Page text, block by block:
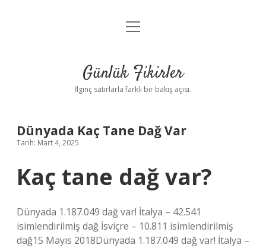
Anasayfa
Yasal Uyarı
menüyü
Günlük Fikirler
İlginç satırlarla farklı bir bakış açısı.
Dünyada Kaç Tane Dağ Var
Tarih: Mart 4, 2025
Kaç tane dağ var?
Dünyada 1.187.049 dağ var! İtalya – 42.541
isimlendirilmiş dağ İsviçre – 10.811 isimlendirilmiş
dağ15 Mayıs 2018Dünyada 1.187.049 dağ var! İtalya –